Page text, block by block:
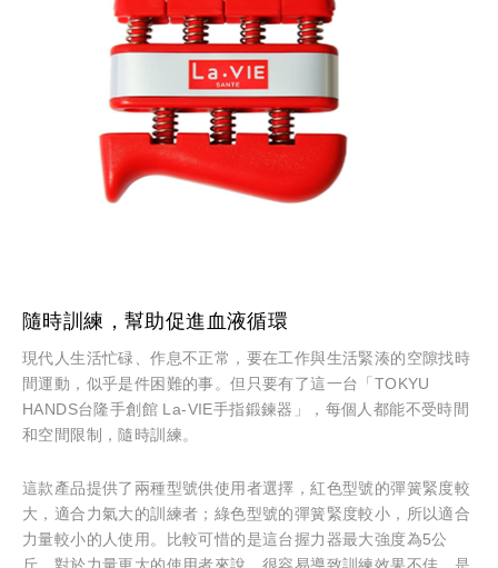
隨時訓練，幫助促進血液循環
現代人生活忙碌、作息不正常，要在工作與生活緊湊的空隙找時
間運動，似乎是件困難的事。但只要有了這一台「TOKYU
HANDS台隆手創館 La-VIE手指鍛鍊器」，每個人都能不受時間
和空間限制，隨時訓練。
這款產品提供了兩種型號供使用者選擇，紅色型號的彈簧緊度較
大，適合力氣大的訓練者；綠色型號的彈簧緊度較小，所以適合
力量較小的人使用。比較可惜的是這台握力器最大強度為5公